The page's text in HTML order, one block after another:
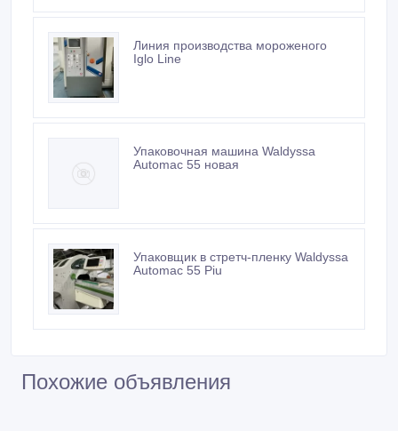
Линия производства мороженого
Iglo Line
Упаковочная машина Waldyssa
Automac 55 новая
Упаковщик в стретч-пленку Waldyssa
Automac 55 Piu
Похожие объявления